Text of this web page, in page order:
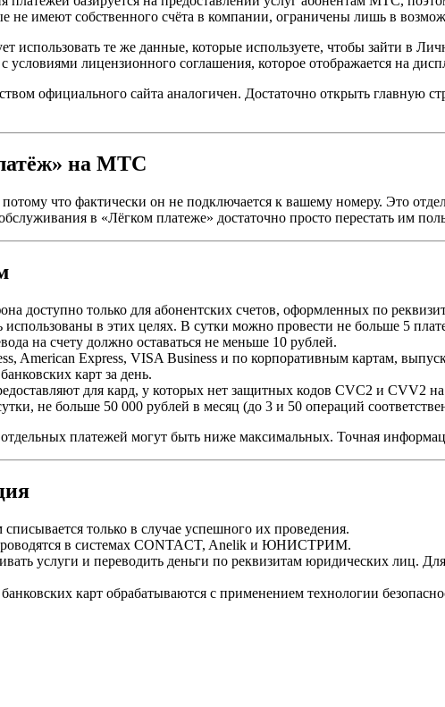
не имеют собственного счёта в компании, ограничены лишь в
использовать те же данные, которые используете, чтобы зайти в
условиями лицензионного соглашения, которое отображается на
официального сайта аналогичен. Достаточно открыть главную
на МТС
что фактически он не подключается к вашему номеру. Это
в «Лёгком платеже» достаточно просто перестать им
доступно только для абонентских счетов, оформленных по
в этих целях. В сутки можно провести не больше 5
на счету должно оставаться не меньше 10 рублей.
American Express, VISA Business и по корпоративным картам,
карт за день.
для кард, у которых нет защитных кодов CVC2 и CVV2
не больше 50 000 рублей в месяц (до 3 и 50 операций
платежей могут быть ниже максимальных. Точная
только в случае успешного их проведения.
в системах CONTACT, Anelik и ЮНИСТРИМ.
услуги и переводить деньги по реквизитам юридических лиц.
карт обрабатываются с применением технологии